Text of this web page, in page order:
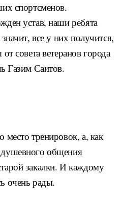
спортсменов.
устав, наши ребята
все у них получится,
совета ветеранов города
Газим Саитов.
тренировок, а, как
общения
закалки. И каждому
очень рады.